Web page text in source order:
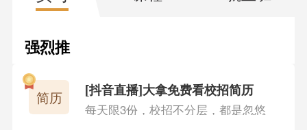
5到二本
852人查看
实习录播课：真正非包装的实习模块转录，做为公司
的实习项目
848人查看
稳拿计划：近五年就业率95%，浙大、上海交大都参
强烈推
简历 [抖音直播]大拿免费看校招简历
每天限3份，校招不分层，都是忽悠